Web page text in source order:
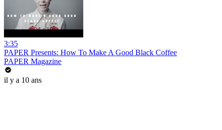
3:35
PAPER Presents: How To Make A Good Black Coffee
PAPER Magazine
il y a 10 ans